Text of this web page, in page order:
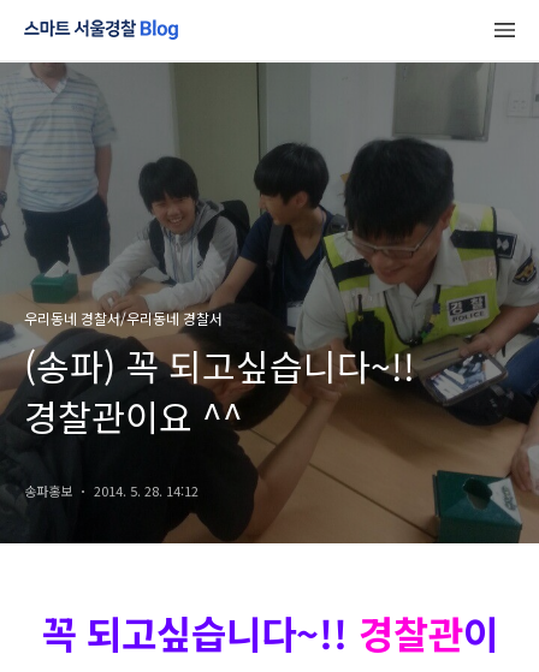
우리동네 경찰서/우리동네 경찰서
(송파) 꼭 되고싶습니다~!!
경찰관이요 ^^
송파홍보 2014. 5. 28. 14:12
꼭 되고싶습니다~!! 경찰관이